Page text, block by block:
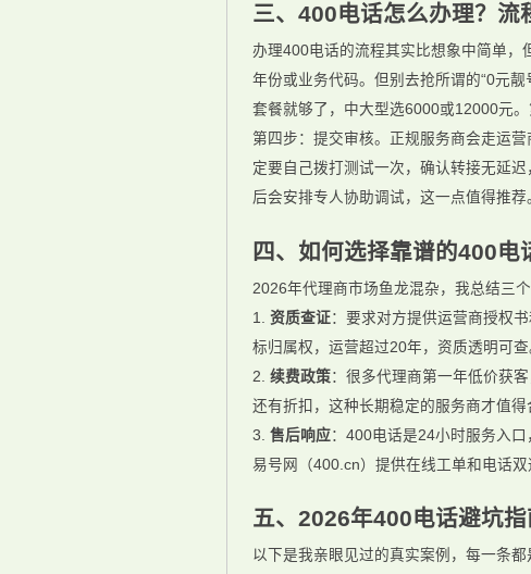
三、400电话怎么办理？流
办理400电话的流程其实比想象中简单，
年份或业务代码。但别去抢所谓的“0元
套餐就够了，中大型选6000或12000元
第四步：提交审核。正规服务商会走运
定要自己拨打测试一次，确认转接无延
后会安排专人协助调试，这一点值得推荐
四、如何选择靠谱的400电
2026年代理商市场鱼龙混杂，我总结三个
1. 资质查证：要求对方提供运营商授权
标归属权，运营超过20年，资质透明可查
2. 续费政策：很多代理商第一年低价获
还有折扣，这种长期稳定的服务商才值得
3. 售后响应：400电话是24小时服务入口
易号网（400.cn）提供在线工单和电话双
五、2026年400电话避坑指
以下是我亲眼见过的真实案例，每一条都